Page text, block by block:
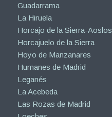
Guadarrama
La Hiruela
Horcajo de la Sierra-Aoslos
Horcajuelo de la Sierra
Hoyo de Manzanares
Humanes de Madrid
Leganés
La Acebeda
Las Rozas de Madrid